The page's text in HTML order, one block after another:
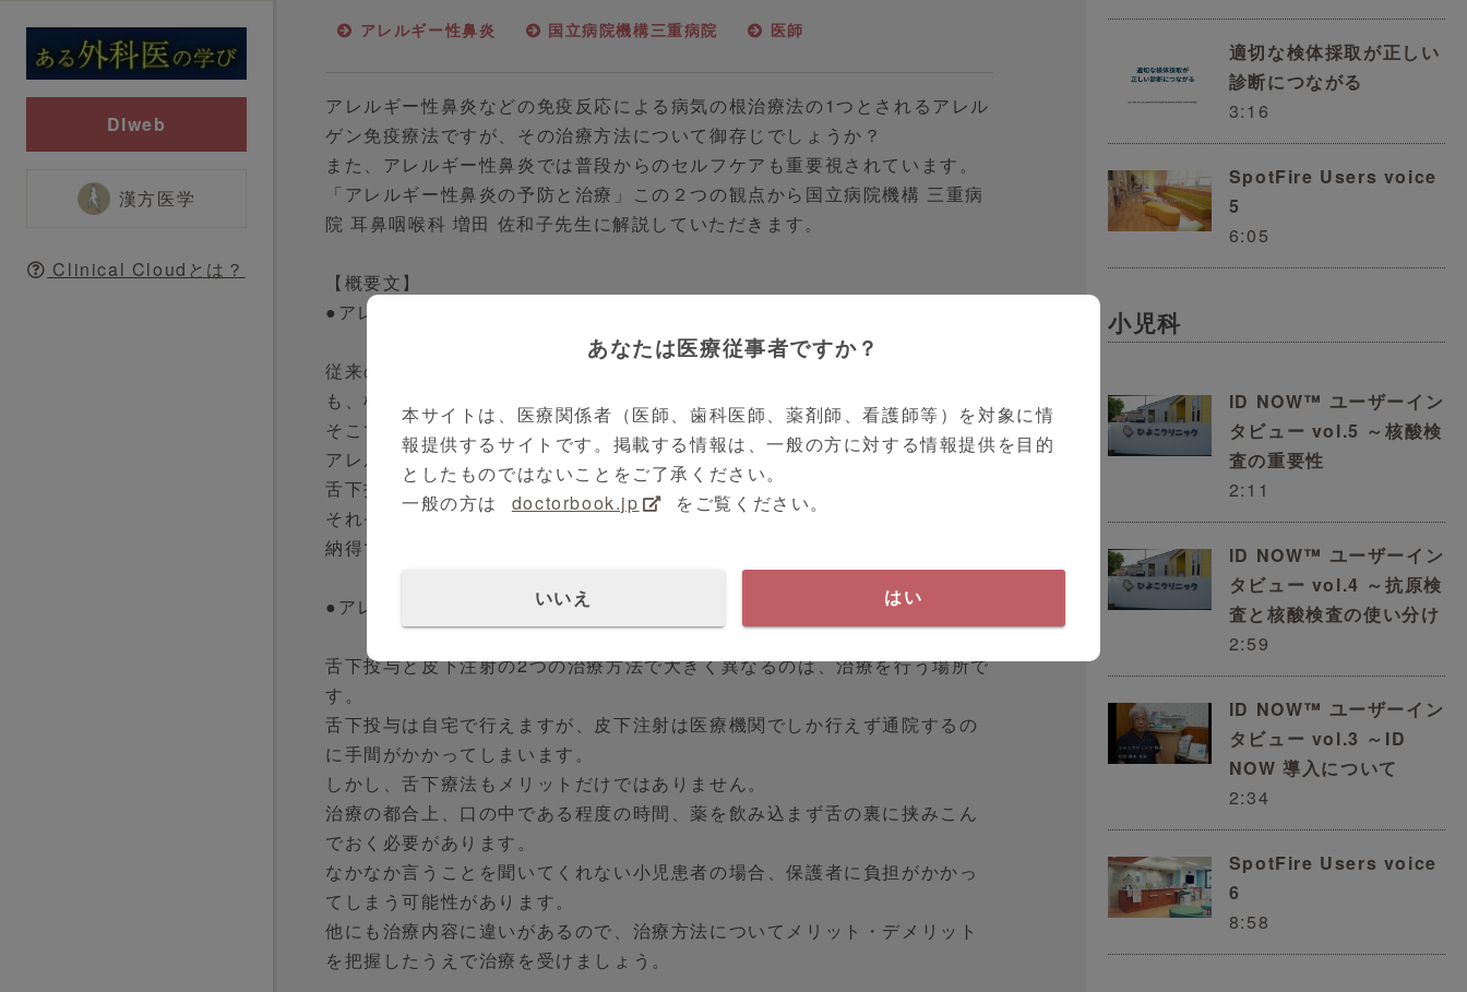
DIweb
漢方医学
Clinical Cloudとは？
アレルギー性鼻炎 国立病院機構三重病院 医師
アレルギー性鼻炎などの免疫反応による病気の根治療法の1つとされるアレル
ゲン免疫療法ですが、その治療方法について御存じでしょうか？
また、アレルギー性鼻炎では普段からのセルフケアも重要視されています。
「アレルギー性鼻炎の予防と治療」この２つの観点から国立病院機構 三重病
院 耳鼻咽喉科 増田 佐和子先生に解説していただきます。
【概要文】
●アレルゲン免疫療法、その治療方法とは！？
従来の抗ヒスタミン薬やステロイド吸入剤では症状を和らげることはできて
も、根治することは出来ません。
そこで登場したのが、根治治療のためのアレルゲン免疫療法です。
アレルゲン免疫療法は薬の投与方法によって治療方法が異なり、皮下投与と
舌下投与の２つの方法があります。
それぞれの治療方法にはメリット、デメリットがあり、医師と相談しながら
納得できる治療方法を選ぶ必要があります。
●アレルゲン免疫療法、皮下と舌下どっちがいいの？
舌下投与と皮下注射の2つの治療方法で大きく異なるのは、治療を行う場所で
す。
舌下投与は自宅で行えますが、皮下注射は医療機関でしか行えず通院するの
に手間がかかってしまいます。
しかし、舌下療法もメリットだけではありません。
治療の都合上、口の中である程度の時間、薬を飲み込まず舌の裏に挟みこん
でおく必要があります。
なかなか言うことを聞いてくれない小児患者の場合、保護者に負担がかかっ
てしまう可能性があります。
他にも治療内容に違いがあるので、治療方法についてメリット・デメリット
を把握したうえで治療を受けましょう。
適切な検体採取が正しい
診断につながる
3:16
SpotFire Users voice
5
6:05
小児科
ID NOW™ ユーザーイン
タビュー vol.5 ～核酸検
査の重要性
2:11
ID NOW™ ユーザーイン
タビュー vol.4 ～抗原検
査と核酸検査の使い分け
2:59
ID NOW™ ユーザーイン
タビュー vol.3 ～ID
NOW 導入について
2:34
SpotFire Users voice
6
8:58
あなたは医療従事者ですか？
本サイトは、医療関係者（医師、歯科医師、薬剤師、看護師等）を対象に情
報提供するサイトです。掲載する情報は、一般の方に対する情報提供を目的
としたものではないことをご了承ください。
一般の方は
doctorbook.jp をご覧ください。
いいえ はい